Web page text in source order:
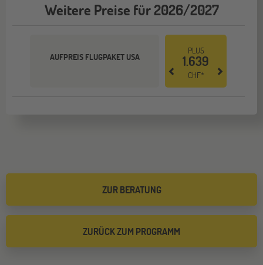
Weitere Preise für 2026/2027
AUFPREIS FLUGPAKET USA
PLUS
1.639
CHF*
ZUR BERATUNG
ZURÜCK ZUM PROGRAMM